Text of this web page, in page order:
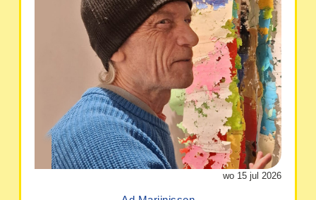
wo 15 jul 2026